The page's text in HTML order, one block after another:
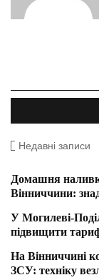
Недавні записи
Домашня
Вінниччини:
У Могилеві-
підвищити
На Вінниччині
ЗСУ: техніку